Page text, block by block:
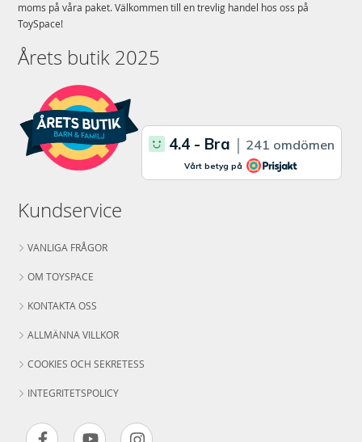
moms på våra paket. Välkommen till en trevlig handel hos oss på
ToySpace!
Årets butik 2025
Kundservice
VANLIGA FRÅGOR
OM TOYSPACE
KONTAKTA OSS
ALLMÄNNA VILLKOR
COOKIES OCH SEKRETESS
INTEGRITETSPOLICY